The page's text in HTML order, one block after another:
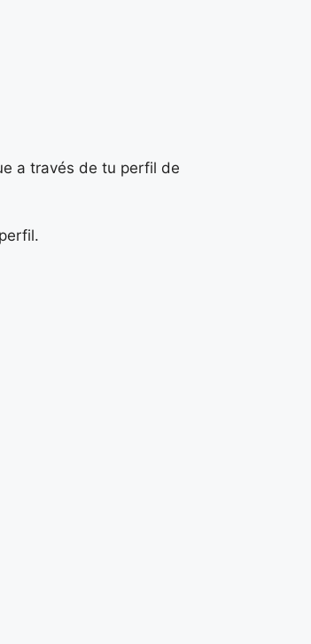
a través de tu perfil de